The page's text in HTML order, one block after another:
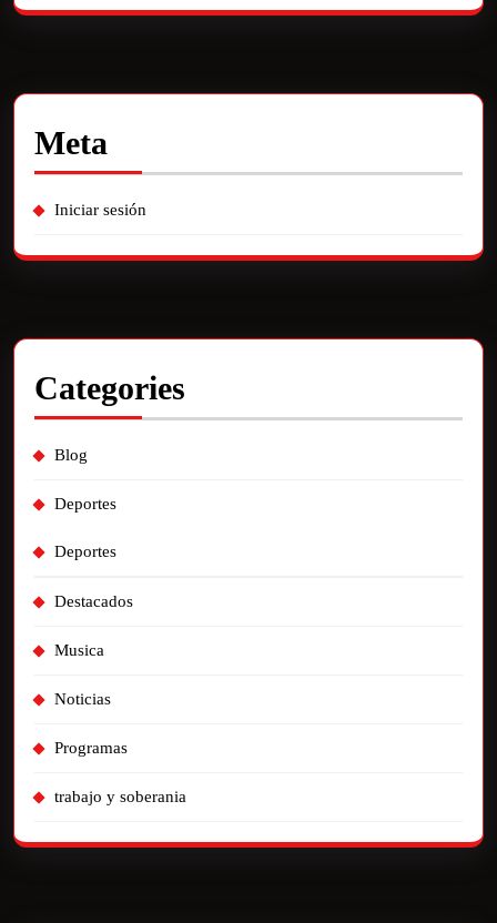
Meta
Iniciar sesión
Categories
Blog
Deportes
Deportes
Destacados
Musica
Noticias
Programas
trabajo y soberania